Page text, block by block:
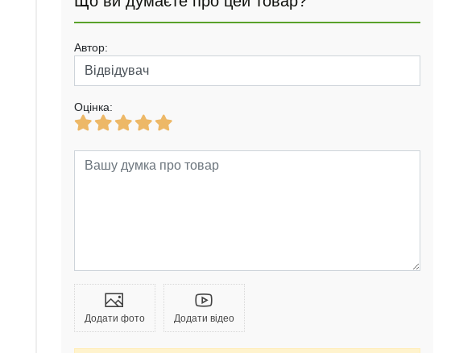
Автор:
Оцінка:
Додати фото Додати відео